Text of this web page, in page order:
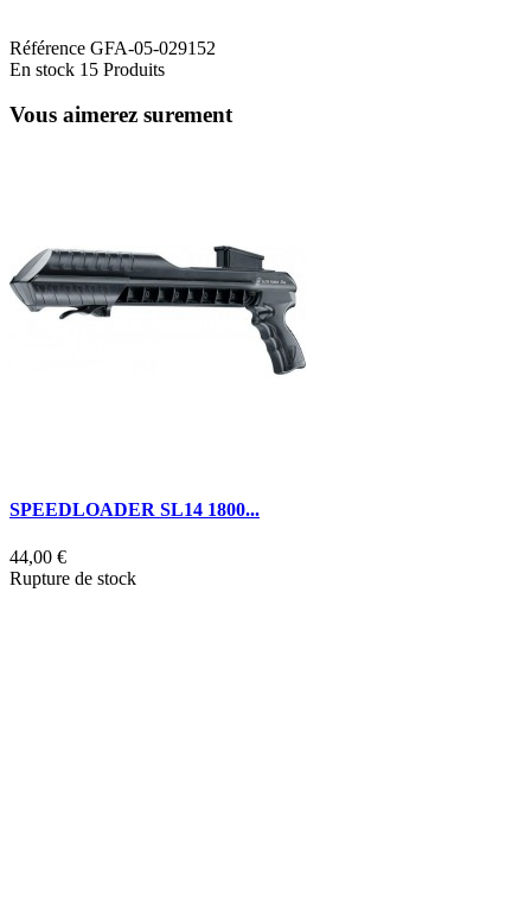
Référence GFA-05-029152
En stock 15 Produits
Vous aimerez surement
SPEEDLOADER SL14 1800...
44,00 €
Rupture de stock